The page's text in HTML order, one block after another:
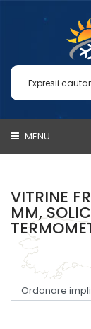
MENU
VITRINE
MM,